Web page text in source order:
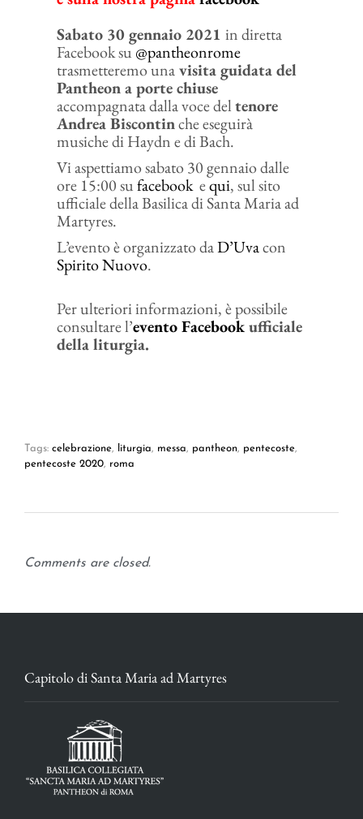
Sabato 30 gennaio 2021 in diretta
Facebook su@pantheonrome
trasmetteremo unavisita guidata del
Pantheon a porte chiuse
accompagnata dalla voce deltenore
Andrea Biscontinche eseguirà
musiche di Haydn e di Bach.
Vi aspettiamo sabato 30 gennaio dalle
ore 15:00 sufacebook equi, sul sito
ufficiale della Basilica di Santa Maria ad
Martyres.
L’evento è organizzato daD’Uvacon
Spirito Nuovo.
Per ulteriori informazioni, è possibile
consultare l’evento Facebookufficiale
della liturgia.
Tags: celebrazione, liturgia, messa, pantheon, pentecoste,
pentecoste 2020, roma
Comments are closed.
Capitolo di Santa Maria ad Martyres